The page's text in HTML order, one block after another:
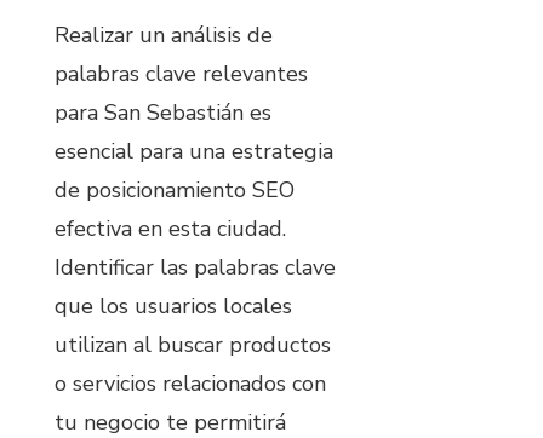
Realizar un análisis de
palabras clave relevantes
para San Sebastián es
esencial para una estrategia
de posicionamiento SEO
efectiva en esta ciudad.
Identificar las palabras clave
que los usuarios locales
utilizan al buscar productos
o servicios relacionados con
tu negocio te permitirá